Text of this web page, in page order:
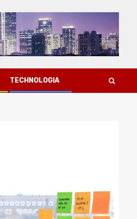
TECHNOLOGIA